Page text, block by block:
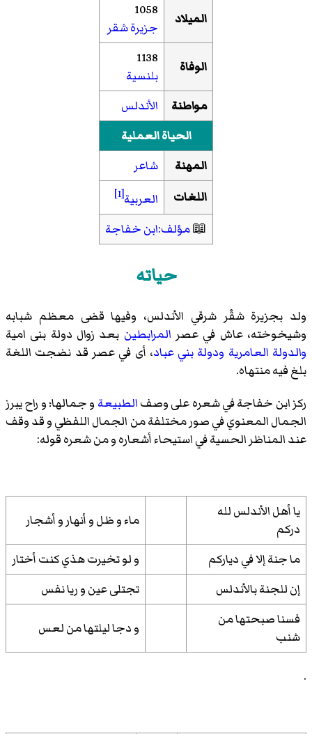
الميلاد
1058
جزيرة شقر
الوفاة
1138
بلنسية
مواطنة
الأندلس
الحياة العملية
المهنة
شاعر
اللغات
العربية[1]
📖مؤلف:ابن خفاجة
حياته
ولد بجزيرة شقْر شرقي الأندلس، وفيها قضى معظم شبابه
وشيخوخته، عاش في عصر المرابطين بعد زوال دولة بنى امية
والدولة العامرية ودولة بني عباد، أى في عصر قد نضجت اللغة
بلغ فيه منتهاه.
ركز ابن خفاجة في شعره على وصفالطبيعة و جمالها؛ و راح يبرز
الجمال المعنوي في صور مختلفة من الجمال اللفظي و قد وقف
عند المناظر الحسية في استيحاء أشعاره و من شعره قوله:
يا أهل الأندلس لله
دركم
ماء و ظل و أنهار و أشجار
ما جنة إلا في دياركم
و لو تخيرت هذي كنت أختار
إن للجنة بالأندلس
تجتلى عين و ريا نفس
فسنا صبحتها من
شنب
و دجا ليلتها من لعس
.